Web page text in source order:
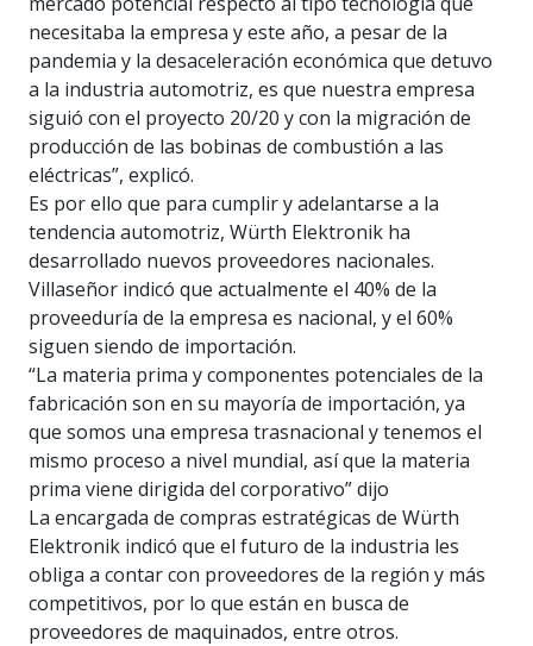
necesitaba la empresa y este año, a pesar de la
pandemia y la desaceleración económica que detuvo
a la industria automotriz, es que nuestra empresa
siguió con el proyecto 20/20 y con la migración de
producción de las bobinas de combustión a las
eléctricas”, explicó.
Es por ello que para cumplir y adelantarse a la
tendencia automotriz, Würth Elektronik ha
desarrollado nuevos proveedores nacionales.
Villaseñor indicó que actualmente el 40% de la
proveeduría de la empresa es nacional, y el 60%
siguen siendo de importación.
“La materia prima y componentes potenciales de la
fabricación son en su mayoría de importación, ya
que somos una empresa trasnacional y tenemos el
mismo proceso a nivel mundial, así que la materia
prima viene dirigida del corporativo” dijo
La encargada de compras estratégicas de Würth
Elektronik indicó que el futuro de la industria les
obliga a contar con proveedores de la región y más
competitivos, por lo que están en busca de
proveedores de maquinados, entre otros.